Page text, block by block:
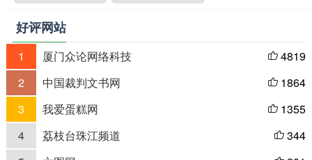
好评网站
1 厦门众论网络科技  4819
2
中国裁判文书网  1864
3
我爱蛋糕网  1355
4
荔枝台珠江频道  344